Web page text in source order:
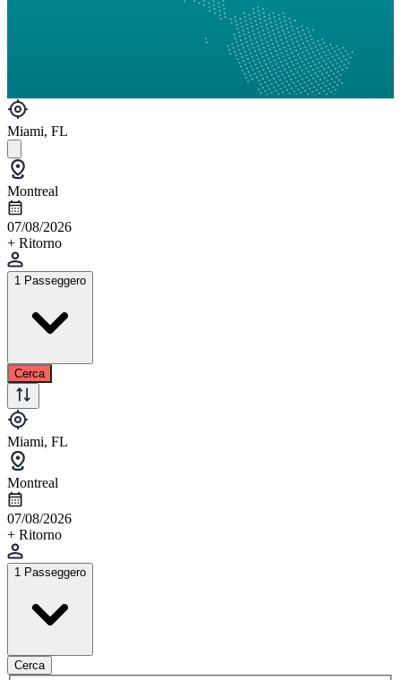
Miami, FL
Montreal
07/08/2026
+ Ritorno
1 Passeggero
Cerca
Miami, FL
Montreal
07/08/2026
+ Ritorno
1 Passeggero
Cerca